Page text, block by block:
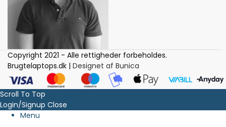
Copyright 2021 - Alle rettigheder forbeholdes.
Brugtelaptops.dk | Designet af Bunica
Scroll To Top
Login/Signup Close
Menu